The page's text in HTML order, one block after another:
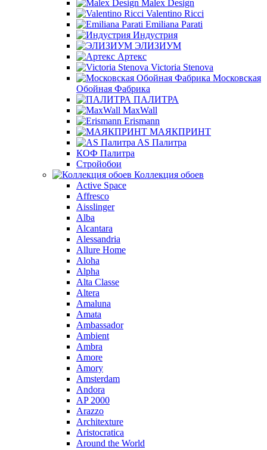
Malex Design
Valentino Ricci
Emiliana Parati
Индустрия
ЭЛИЗИУМ
Артекс
Victoria Stenova
Московская
Обойная Фабрика
ПАЛИТРА
MaxWall
Erismann
МАЯКПРИНТ
AS Палитра
КОФ Палитра
Стройобои
Коллекция обоев
Active Space
Affresco
Aisslinger
Alba
Alcantara
Alessandria
Allure Home
Aloha
Alpha
Alta Classe
Altera
Amaluna
Amata
Ambassador
Ambient
Ambra
Amore
Amory
Amsterdam
Andora
AP 2000
Arazzo
Architexture
Aristocratica
Around the World